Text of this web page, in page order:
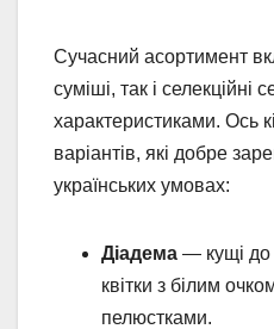
Сучасний асортимент
суміші, так і селекційні
характеристиками. Ось
варіантів, які добре
українських умовах:
Діадема — кущі до
квітки з білим
пелюстками.